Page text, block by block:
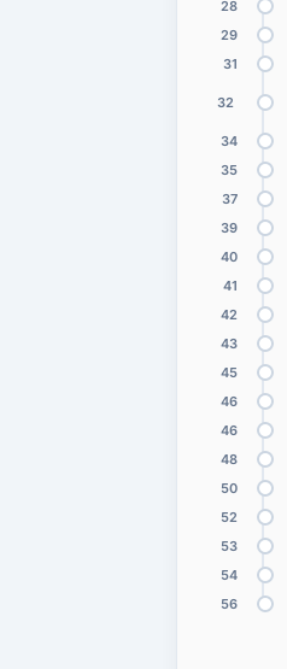
28
29
31
32
34
35
37
39
40
41
42
43
45
46
46
48
50
52
53
54
56